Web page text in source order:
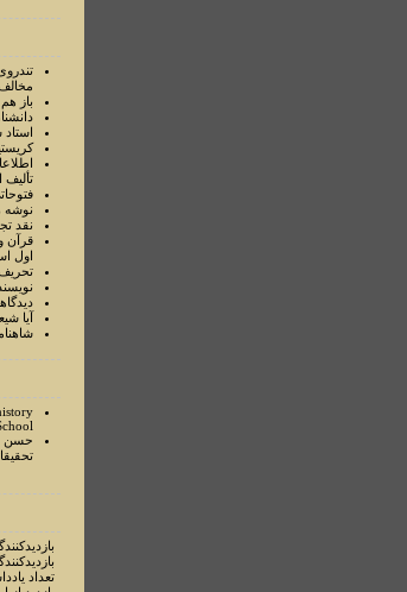
باز
تأليف
نوشه
نقد
قرآن
اول
آيا
حسن
بازدیدکنندگان
تعداد